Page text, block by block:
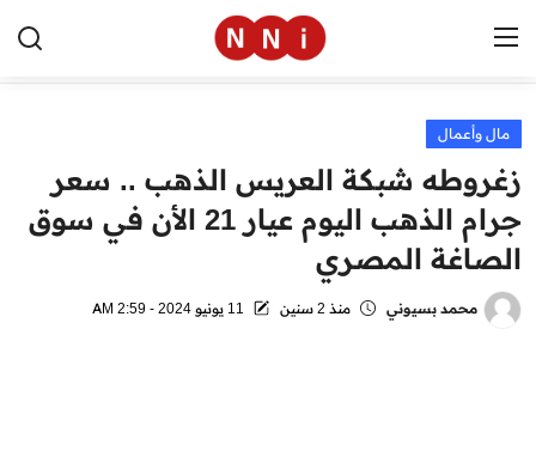
الرئيسية
اخبار مصر
العالم
الرياضة
مال وأعمال
زغروطه شبكة العريس الذهب .. سعر
جرام الذهب اليوم عيار 21 الأن في سوق
الصاغة المصري
محمد بسيوني منذ 2 سنين 11 يونيو 2024 - 2:59 AM